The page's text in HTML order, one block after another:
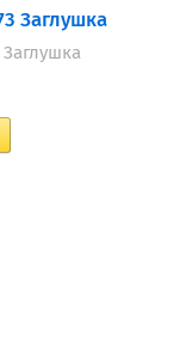
Заглушка
Заглушка